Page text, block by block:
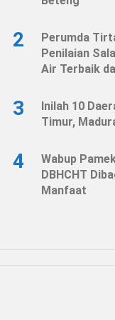
2
Perumda
Penilaian
Air Terbaik
3
Inilah 10
Timur,
4
Wabup
DBHCHT
Manfaat